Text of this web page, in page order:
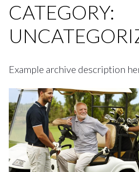
CATEGORY:
Example archive description